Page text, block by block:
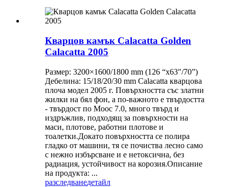
Кварцов камък Calacatta Golden
Calacatta 2005
Размер: 3200×1600/1800 mm (126 “x63″/70”)
Дебелина: 15/18/20/30 mm Calacatta кварцова
плоча модел 2005 г. Повърхността със златни
жилки на бял фон, а по-важното е твърдостта
- твърдост по Моос 7.0, много твърд и
издръжлив, подходящ за повърхности на
маси, плотове, работни плотове и
тоалетки.Докато повърхността се полира
гладко от машини, тя се почиства лесно само
с нежно избърсване и е нетоксична, без
радиация, устойчивост на корозия.Описание
на продукта: ...
разследванедетайл